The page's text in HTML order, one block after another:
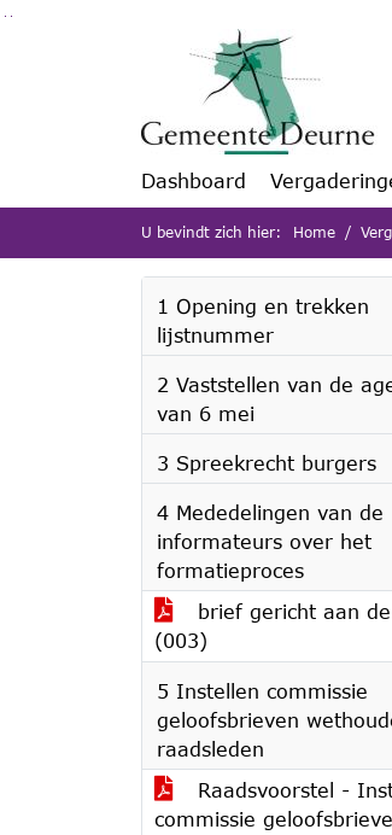
Ga naar de inhoud van deze pagina
Dashboard
U bevindt zich hier: Home
1 Opening en trekken
lijstnummer
2 Vaststellen van de
van 6 mei
3 Spreekrecht burgers
4 Mededelingen van de
informateurs over het
formatieproces
brief gericht aan
(003)
5 Instellen commissie
geloofsbrieven
raadsleden
Raadsvoorstel -
commissie